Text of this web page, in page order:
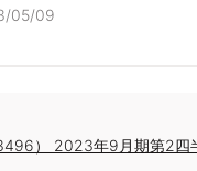
05/09
） 2023年9月期第2四